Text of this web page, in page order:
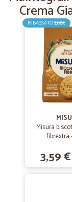
Crema
RIBASSATO3,85€
Misura
fibrextra
3,59 €